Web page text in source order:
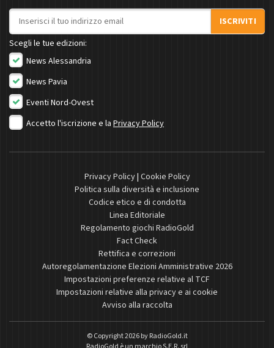
Indirizzo email
ISCRIVITI
Scegli le tue edizioni:
News Alessandria
News Pavia
Eventi Nord-Ovest
Accetto l'iscrizione e la Privacy Policy
Privacy Policy| Cookie Policy
Politica sulla diversità e inclusione
Codice etico e di condotta
Linea Editoriale
Regolamento giochi RadioGold
Fact Check
Rettifica e correzioni
Autoregolamentazione Elezioni Amministrative 2026
Impostazioni preferenze relative al TCF
Impostazioni relative alla privacy e ai cookie
Avviso alla raccolta
© Copyright 2026 byRadioGold.it